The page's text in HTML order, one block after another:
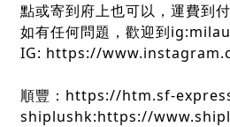
點或寄到府上也可以，運費到付
如有任何問題，歡迎到
IG: https://
順豐：https://htm.sf-
shiplushk:https://